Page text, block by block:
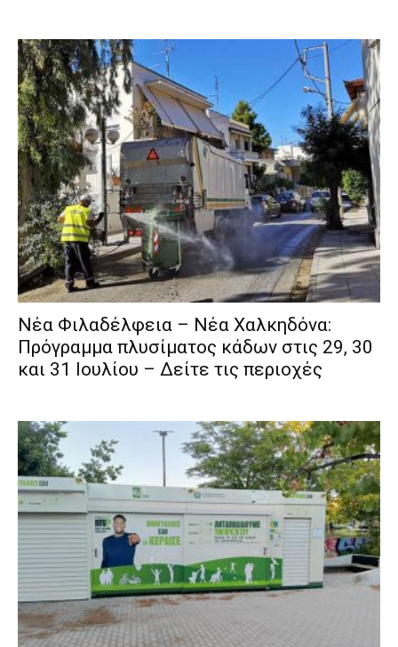
Νέα Φιλαδέλφεια – Νέα Χαλκηδόνα:
Πρόγραμμα πλυσίματος κάδων στις 29, 30
και 31 Ιουλίου – Δείτε τις περιοχές